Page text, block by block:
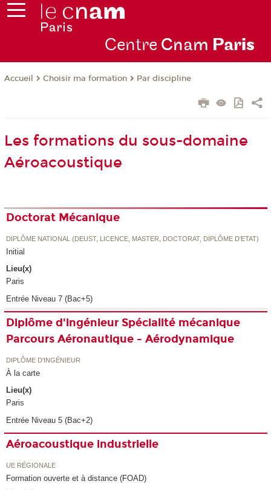
Centre Cnam Paris
Accueil Choisir ma formation Par discipline
Les formations du sous-domaine
Aéroacoustique
Doctorat Mécanique
DIPLÔME NATIONAL (DEUST, LICENCE, MASTER, DOCTORAT, DIPLÔME D'ETAT)
Initial
Lieu(x)
Paris
Entrée Niveau 7 (Bac+5)
Diplôme d'ingénieur Spécialité mécanique
Parcours Aéronautique - Aérodynamique
DIPLÔME D'INGÉNIEUR
À la carte
Lieu(x)
Paris
Entrée Niveau 5 (Bac+2)
Aéroacoustique industrielle
UE RÉGIONALE
Formation ouverte et à distance (FOAD)